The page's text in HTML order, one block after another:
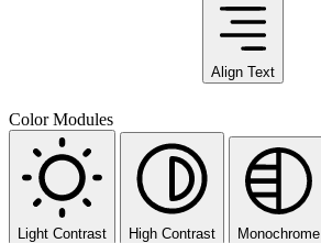
Align Text
Color Modules
Light Contrast High Contrast Monochrome